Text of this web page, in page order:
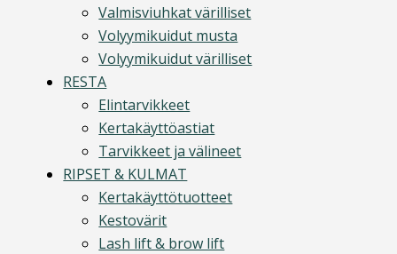
Valmisviuhkat värilliset
Volyymikuidut musta
Volyymikuidut värilliset
RESTA
Elintarvikkeet
Kertakäyttöastiat
Tarvikkeet ja välineet
RIPSET & KULMAT
Kertakäyttötuotteet
Kestovärit
Lash lift & brow lift